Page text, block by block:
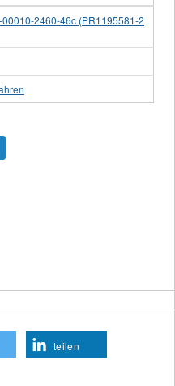
2460-46c (PR1195581-2
teilen